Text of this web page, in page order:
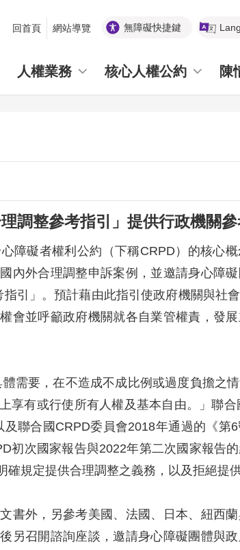
回首頁 網站導覽 無障礙快捷鍵
人權業務 核心人權公約 陳
調整參考指引」提供行政機關
障礙者權利公約（下稱CRPD）的核心
內外合理調整申訴案例，並邀請身心障
引」。預計藉由此指引使政府機關與社
會並呼籲政府機關就各自業管權責，發
需要，在不造成不成比例或過度負擔之
享有或行使所有人權及基本自由。」聯
聯合國CRPD委員會2018年通過的《第
初次國家報告與2022年第二次國家報告
規定提供合理調整之義務，以及拒絕提
書外，另參考美國、法國、日本、紐西
另召開諮詢座談，邀請身心障礙團體與